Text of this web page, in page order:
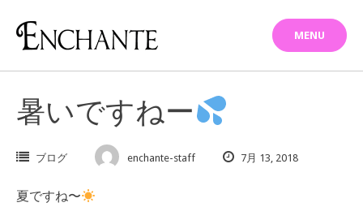
content
MENU
暑いですねー
ブログ enchante-staff 7月 13, 2018
夏ですね〜